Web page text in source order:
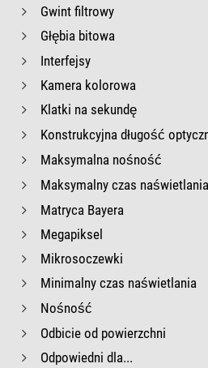
Gwint filtrowy
Głębia bitowa
Interfejsy
Kamera kolorowa
Klatki na sekundę
Konstrukcyjna długość
Maksymalna nośność
Maksymalny czas naświetlania
Matryca Bayera
Megapiksel
Mikrosoczewki
Minimalny czas naświetlania
Nośność
Odbicie od powierzchni
Odpowiedni dla...